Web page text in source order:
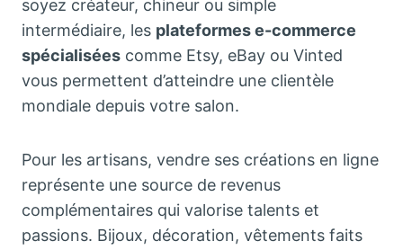
soyez créateur, chineur ou simple
intermédiaire, les plateformes e-commerce
spécialisées comme Etsy, eBay ou Vinted
vous permettent d’atteindre une clientèle
mondiale depuis votre salon.
Pour les artisans, vendre ses créations en ligne
représente une source de revenus
complémentaires qui valorise talents et
passions. Bijoux, décoration, vêtements faits